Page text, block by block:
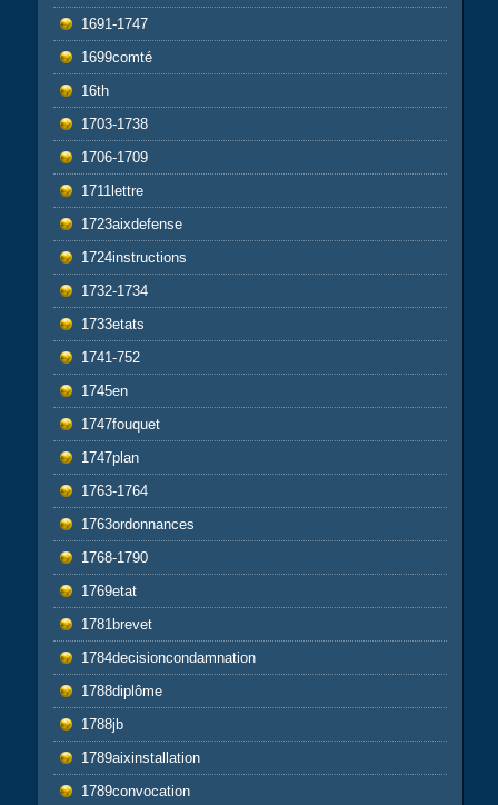
1691-1747
1699comté
16th
1703-1738
1706-1709
1711lettre
1723aixdefense
1724instructions
1732-1734
1733etats
1741-752
1745en
1747fouquet
1747plan
1763-1764
1763ordonnances
1768-1790
1769etat
1781brevet
1784decisioncondamnation
1788diplôme
1788jb
1789aixinstallation
1789convocation